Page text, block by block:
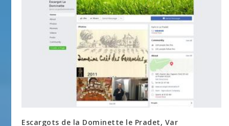
Escargots de la Dominette le Pradet, Var